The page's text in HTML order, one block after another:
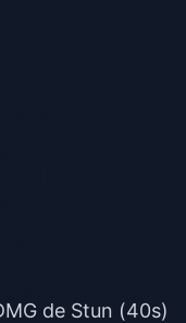
de Stun (40s)